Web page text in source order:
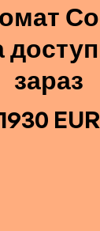
зараз
1930 EUR